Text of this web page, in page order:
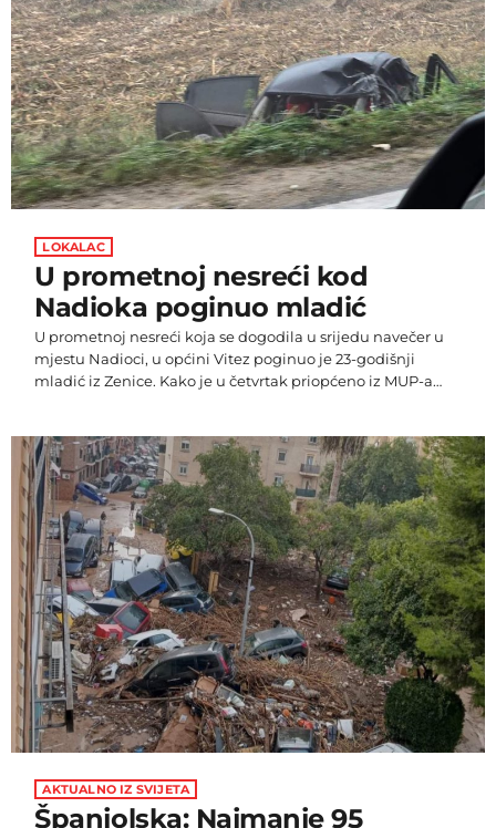
LOKALAC
U prometnoj nesreći kod
Nadioka poginuo mladić
U prometnoj nesreći koja se dogodila u srijedu navečer u
mjestu Nadioci, u općini Vitez poginuo je 23-godišnji
mladić iz Zenice. Kako je u četvrtak priopćeno iz MUP-a
nezgoda u kojoj su sudjelovali putničko motorno vozilo
marke Alfa Romeo, kojim je upravljao vozač E.A. (2001.) iz
Zenice i teretno motorno vozilo marke Iveco, kojim je […]
AKTUALNO IZ SVIJETA
Španjolska: Najmanje 95